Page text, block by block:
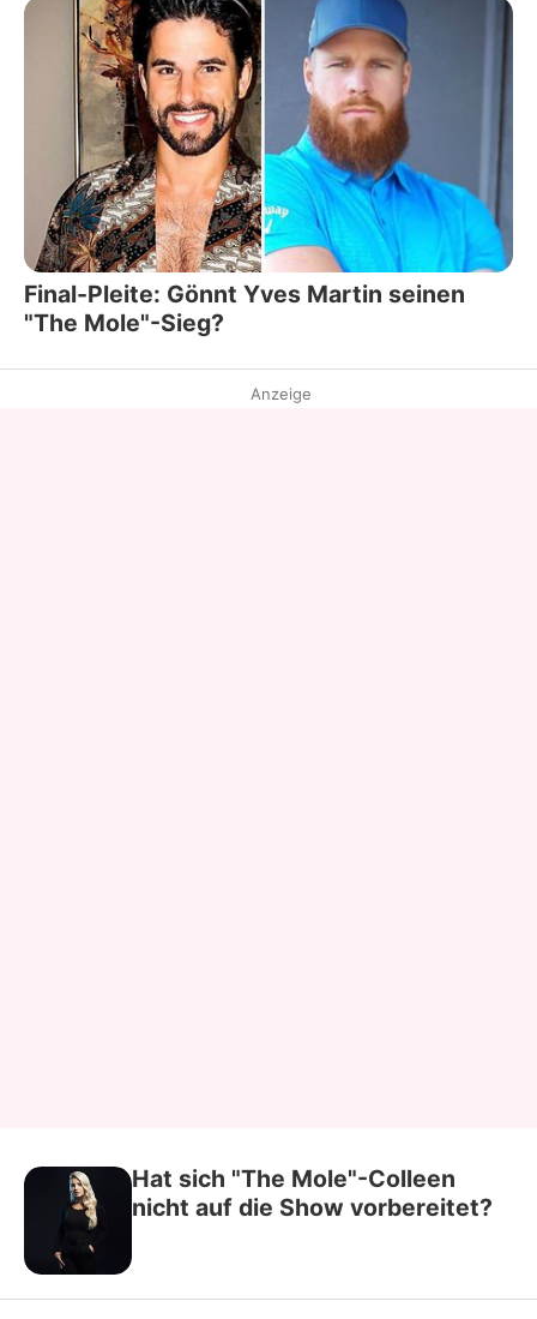
Final-Pleite: Gönnt Yves Martin seinen
"The Mole"-Sieg?
Anzeige
Hat sich "The Mole"-Colleen
nicht auf die Show vorbereitet?